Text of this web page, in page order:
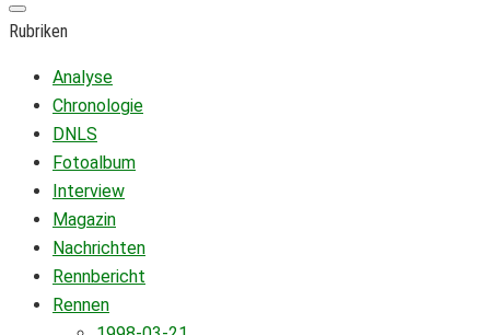
Rubriken
Analyse
Chronologie
DNLS
Fotoalbum
Interview
Magazin
Nachrichten
Rennbericht
Rennen